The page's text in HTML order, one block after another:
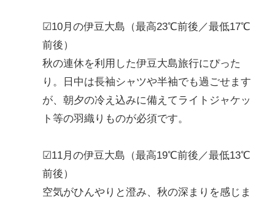
☑10月の伊豆大島（最高23℃前後／最低17℃
前後）
秋の連休を利用した伊豆大島旅行にぴった
り。日中は長袖シャツや半袖でも過ごせます
が、朝夕の冷え込みに備えてライトジャケッ
ト等の羽織りものが必須です。
☑11月の伊豆大島（最高19℃前後／最低13℃
前後）
空気がひんやりと澄み、秋の深まりを感じま